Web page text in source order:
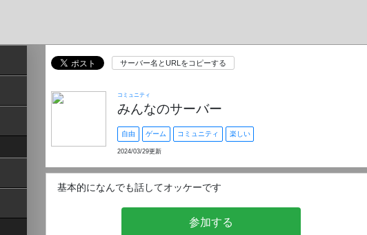
サーバー名とURLをコピーする
コミュニティ
みんなのサーバー
自由 ゲーム コミュニティ 楽しい
2024/03/29更新
基本的になんでも話してオッケーです
参加する